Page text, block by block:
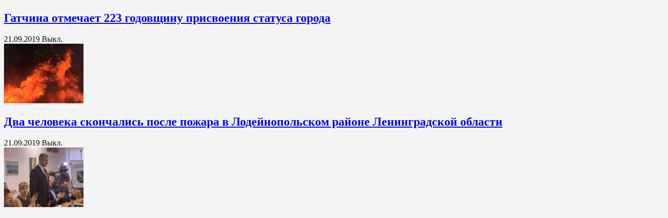
Гатчина отмечает 223 годовщину присвоения статуса города
21.09.2019 Выкл.
Два человека скончались после пожара в Лодейнопольском районе Ленинградской области
21.09.2019 Выкл.